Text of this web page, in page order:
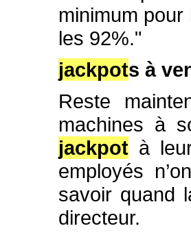
minimum
les 92%."
jackpots à
Reste
machines à
jackpotà
employés
savoir quand
directeur.